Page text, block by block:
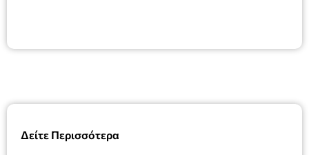
Δείτε Περισσότερα